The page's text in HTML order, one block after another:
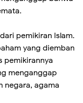
pemikiran Islam.
yang diemban
pemikirannya
menganggap
negara, agama